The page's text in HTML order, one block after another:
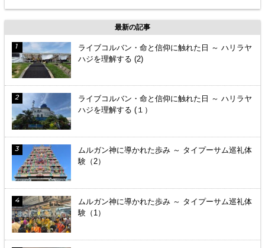
最新の記事
ライブコルバン・命と信仰に触れた日 ～ ハリラヤ
ハジを理解する (2)
ライブコルバン・命と信仰に触れた日 ～ ハリラヤ
ハジを理解する (１）
ムルガン神に導かれた歩み ～ タイプーサム巡礼体
験（2）
ムルガン神に導かれた歩み ～ タイプーサム巡礼体
験（1）